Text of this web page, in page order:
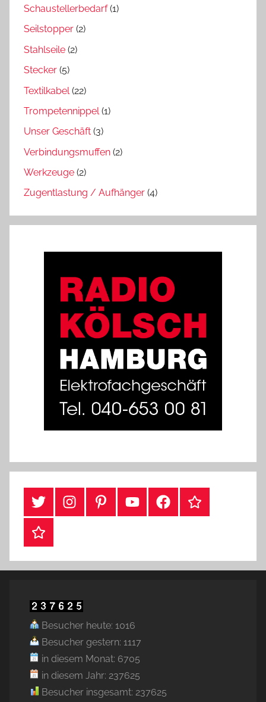
Schaustellerbedarf(1)
Seilstopper (2)
Stahlseile (2)
Stecker (5)
Textilkabel (22)
Trompetennippel(1)
Unser Geschäft (3)
Verbindungsmuffen (2)
Werkzeuge (2)
Zugentlastung / Aufhänger (4)
#TwitterInstagramPinterestYouTubeFacebookTikTok
Webshop
Besucher heute: 1016
Besucher gestern: 1117
in diesem Monat: 6705
in diesem Jahr: 237625
Besucher insgesamt: 237625